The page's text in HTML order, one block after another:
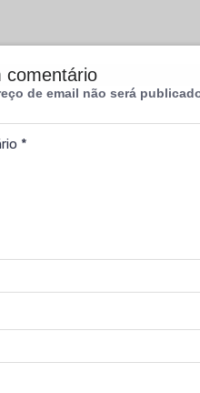
comentário
de email não será
*